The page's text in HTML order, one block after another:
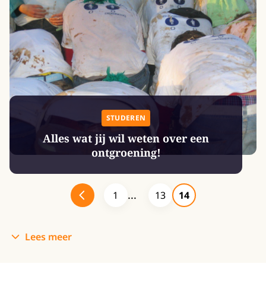
STUDEREN
Alles wat jij wil weten over een
ontgroening!
1 13 14
Lees meer